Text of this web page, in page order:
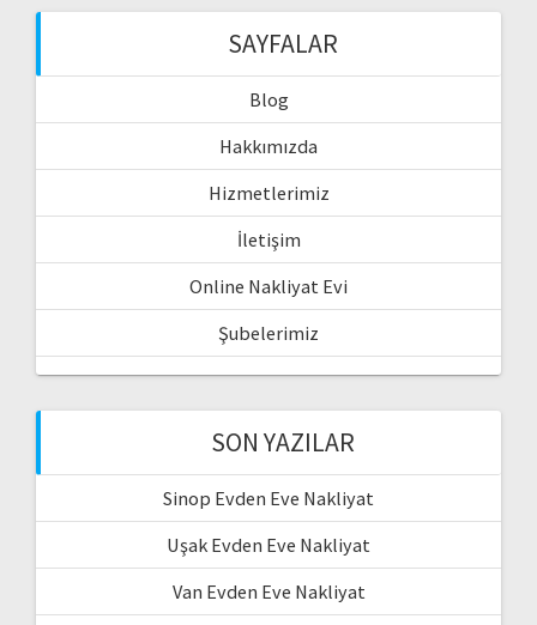
SAYFALAR
Blog
Hakkımızda
Hizmetlerimiz
İletişim
Online Nakliyat Evi
Şubelerimiz
SON YAZILAR
Sinop Evden Eve Nakliyat
Uşak Evden Eve Nakliyat
Van Evden Eve Nakliyat